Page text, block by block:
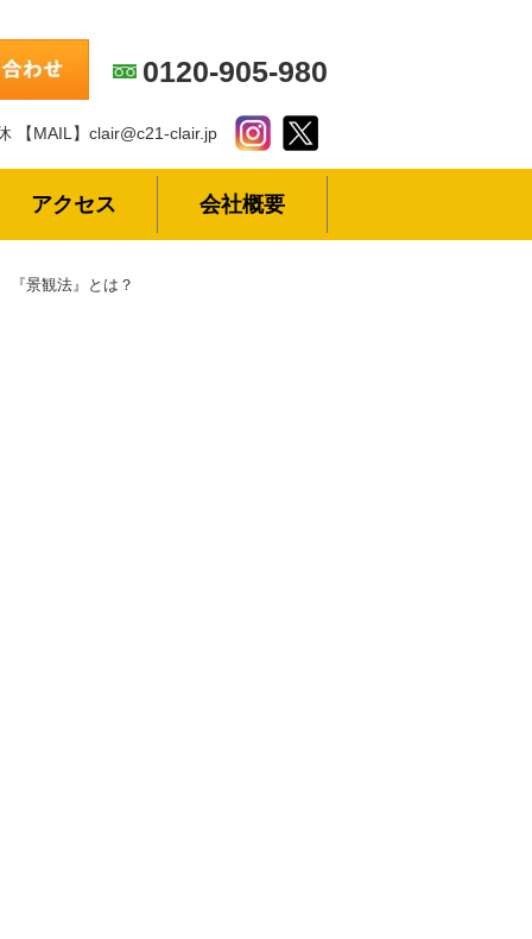
0120-905-980
【MAIL】clair@c21-clair.jp
アクセス 会社概要
『景観法』とは？